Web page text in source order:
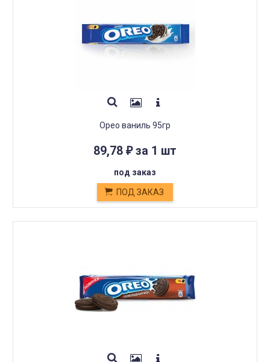
Орео ваниль 95гр
89,78 ₽за 1 шт
под заказ
ПОД ЗАКАЗ